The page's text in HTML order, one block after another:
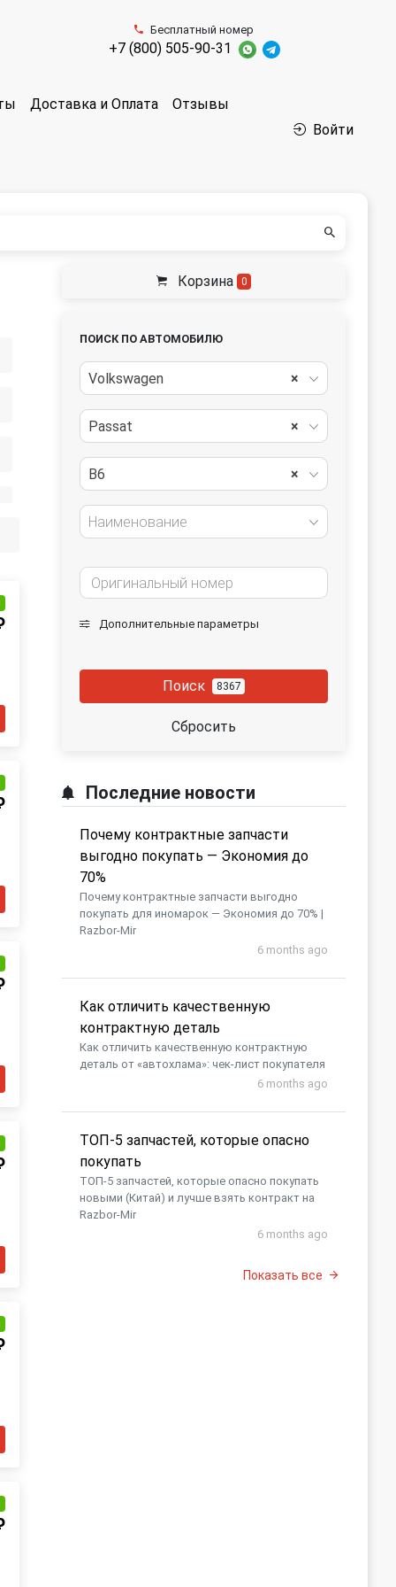
Бесплатный номер
+7 (800) 505-90-31
Доставка и Оплата Отзывы
Войти
Корзина 0
ПОИСК ПО АВТОМОБИЛЮ
×
Volkswagen
×
Passat
×
B6
Наименование
Дополнительные параметры
Поиск 8367
Сбросить
Последние новости
Почему контрактные запчасти
выгодно покупать — Экономия до
70%
Почему контрактные запчасти выгодно
покупать для иномарок — Экономия до 70% |
Razbor-Mir
6 months ago
Как отличить качественную
контрактную деталь
Как отличить качественную контрактную
деталь от «автохлама»: чек-лист покупателя
6 months ago
​ТОП-5 запчастей, которые опасно
покупать
​ТОП-5 запчастей, которые опасно покупать
новыми (Китай) и лучше взять контракт на
Razbor-Mir
6 months ago
Показать все